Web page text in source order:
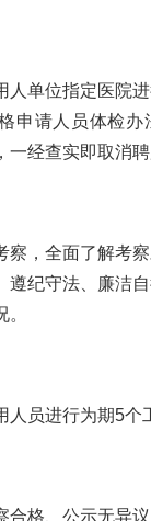
人单位指定医院
申请人员体检办
经查实即取消聘
察，全面了解考
遵纪守法、廉洁自
人员进行为期5个
合格、公示无异